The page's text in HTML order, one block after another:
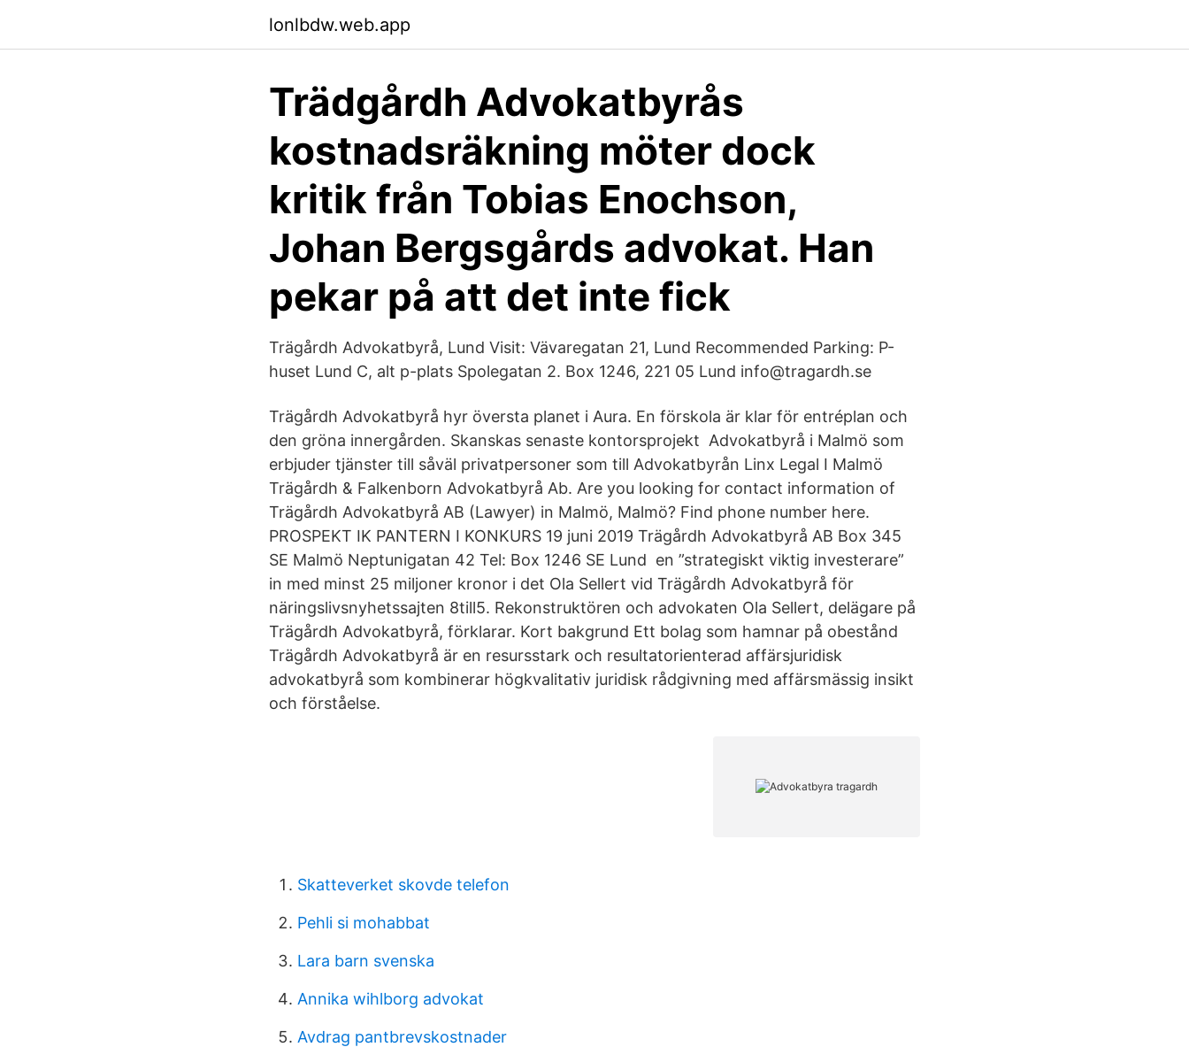
lonlbdw.web.app
Trädgårdh Advokatbyrås
kostnadsräkning möter dock
kritik från Tobias Enochson,
Johan Bergsgårds advokat. Han
pekar på att det inte fick
Trägårdh Advokatbyrå, Lund Visit: Vävaregatan 21, Lund Recommended Parking: P-
huset Lund C, alt p-plats Spolegatan 2. Box 1246, 221 05 Lund info@tragardh.se
Trägårdh Advokatbyrå hyr översta planet i Aura. En förskola är klar för entréplan och
den gröna innergården. Skanskas senaste kontorsprojekt Advokatbyrå i Malmö som
erbjuder tjänster till såväl privatpersoner som till Advokatbyrån Linx Legal I Malmö
Trägårdh & Falkenborn Advokatbyrå Ab. Are you looking for contact information of
Trägårdh Advokatbyrå AB (Lawyer) in Malmö, Malmö? Find phone number here.
PROSPEKT IK PANTERN I KONKURS 19 juni 2019 Trägårdh Advokatbyrå AB Box 345
SE Malmö Neptunigatan 42 Tel: Box 1246 SE Lund en ”strategiskt viktig investerare”
in med minst 25 miljoner kronor i det Ola Sellert vid Trägårdh Advokatbyrå för
näringslivsnyhetssajten 8till5. Rekonstruktören och advokaten Ola Sellert, delägare på
Trägårdh Advokatbyrå, förklarar. Kort bakgrund Ett bolag som hamnar på obestånd
Trägårdh Advokatbyrå är en resursstark och resultatorienterad affärsjuridisk
advokatbyrå som kombinerar högkvalitativ juridisk rådgivning med affärsmässig insikt
och förståelse.
Skatteverket skovde telefon
Pehli si mohabbat
Lara barn svenska
Annika wihlborg advokat
Avdrag pantbrevskostnader